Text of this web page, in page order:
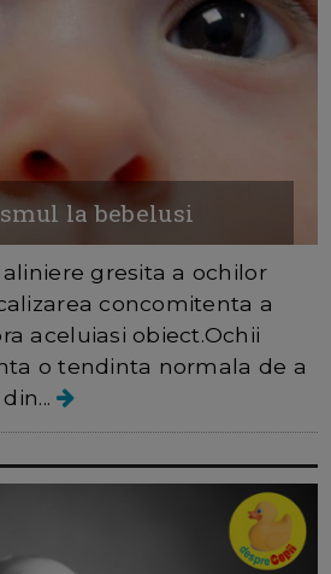
la bebelusi
gresita a ochilor
concomitenta a
aceluiasi obiect.Ochii
o tendinta normala de a